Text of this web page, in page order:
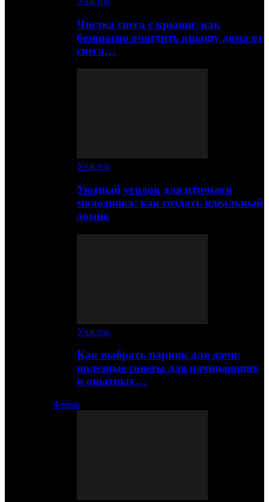
Чистка снега с крыши: как
безопасно очистить крышу дома от
снега…
Участок
Уютный уголок для птичьего
молодняка: как создать идеальный
домик
Участок
Как выбрать парник для дачи:
полезные советы для начинающих
и опытных…
Ферма